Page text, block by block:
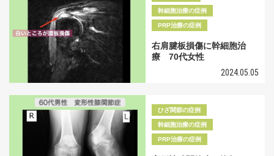
幹細胞治療の症例
PRP治療の症例
右肩腱板損傷に幹細胞治
療 70代女性
2024.05.05
ひざ関節の症例
幹細胞治療の症例
PRP治療の症例